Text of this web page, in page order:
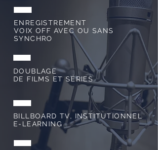
ENREGISTREMENT
VOIX OFF AVEC OU SANS
SYNCHRO
DOUBLAGE
DE FILMS ET SÉRIES
BILLBOARD TV, INSTITUTIONNEL
E-LEARNING